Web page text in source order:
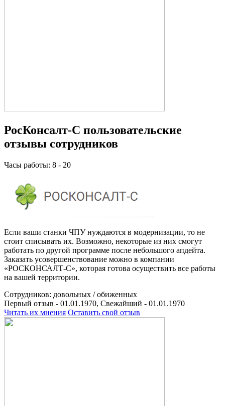
РосКонсалт-С пользовательские
отзывы сотрудников
Часы работы: 8 - 20
Если ваши станки ЧПУ нуждаются в модернизации, то не
стоит списывать их. Возможно, некоторые из них смогут
работать по другой программе после небольшого апдейта.
Заказать усовершенствование можно в компании
«РОСКОНСАЛТ-С», которая готова осуществить все работы
на вашей территории.
Сотрудников: довольных /обиженных
Первый отзыв - 01.01.1970, Свежайший - 01.01.1970
Читать их мнения Оставить свой отзыв